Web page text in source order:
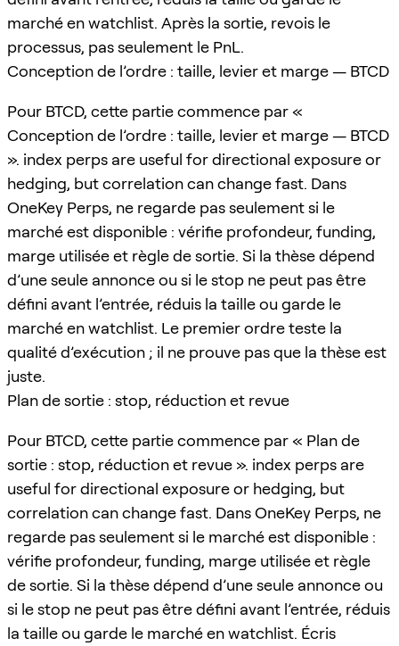
marché en watchlist. Après la sortie, revois le
processus, pas seulement le PnL.
Conception de l’ordre : taille, levier et marge — BTCD
Pour BTCD, cette partie commence par «
Conception de l’ordre : taille, levier et marge — BTCD
». index perps are useful for directional exposure or
hedging, but correlation can change fast. Dans
OneKey Perps, ne regarde pas seulement si le
marché est disponible : vérifie profondeur, funding,
marge utilisée et règle de sortie. Si la thèse dépend
d’une seule annonce ou si le stop ne peut pas être
défini avant l’entrée, réduis la taille ou garde le
marché en watchlist. Le premier ordre teste la
qualité d’exécution ; il ne prouve pas que la thèse est
juste.
Plan de sortie : stop, réduction et revue
Pour BTCD, cette partie commence par « Plan de
sortie : stop, réduction et revue ». index perps are
useful for directional exposure or hedging, but
correlation can change fast. Dans OneKey Perps, ne
regarde pas seulement si le marché est disponible :
vérifie profondeur, funding, marge utilisée et règle
de sortie. Si la thèse dépend d’une seule annonce ou
si le stop ne peut pas être défini avant l’entrée, réduis
la taille ou garde le marché en watchlist. Écris